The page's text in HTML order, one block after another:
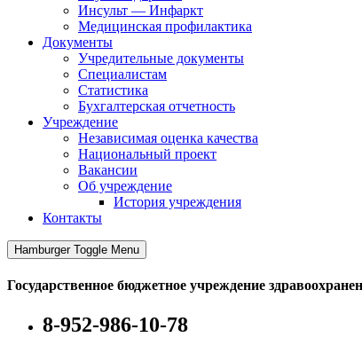
Инсульт — Инфаркт
Медицинская профилактика
Документы
Учредительные документы
Специалистам
Статистика
Бухгалтерская отчетность
Учреждение
Независимая оценка качества
Национальный проект
Вакансии
Об учреждение
История учреждения
Контакты
Hamburger Toggle Menu
Государственное бюджетное учреждение
8-952-986-10-78